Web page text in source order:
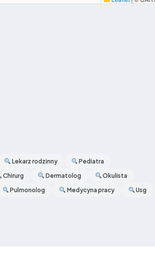
Lekarz rodzinny
Pediatra
Chirurg Dermatolog
Okulista
Pulmonolog Medycyna pracy
Usg